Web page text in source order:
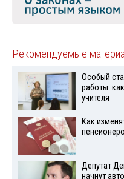
Рекомендуемые
Особый
работы:
учителя
Как
Депутат
начнут